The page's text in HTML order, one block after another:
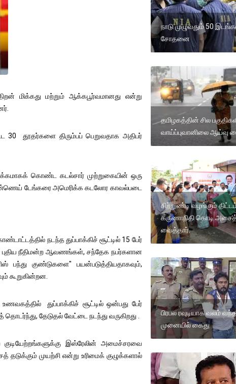
மிக்கது மற்றும் ஆக்கபூர்வமானது என்று
30 தூதர்களை திரும்பப் பெறுவதாக அதிபர்
கொண்ட கடல்சார் முற்றுகையின் ஒரு
டேங்கரை அமெரிக்க கடலோர காவல்படை
நடந்த துப்பாக்கிச் சூட்டில் 15 பேர்
நீதிமன்ற ஆவணங்கள், சந்தேக நபர்களான
குண்டுகளை" பயன்படுத்தியதாகவும்,
கூறுகின்றன.
துப்பாக்கிச் சூட்டில் ஒன்பது பேர்
தேடுதல் வேட்டை நடந்து வருகிறது .
குடியேற்றங்களுக்கு இஸ்ரேலின் அமைச்சரவை
தடுக்கும் முயற்சி என்று உரிமைக் குழுக்களால்
நாடு முழுவதும் 50
சோதனை
தமிழகத்தின் சில
வாய்ப்புவானிலை ஆய்வு
சிற்றுண்டி வழங்கும்
கருணாநிதி கொடி
வைத்தார்.
பிரபல ரவுடியாக வலம்
முனையில் கைது